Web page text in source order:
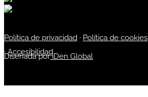
Política de privacidad · Política de cookies
·Accesibilidad
Diseñada poriDen Global